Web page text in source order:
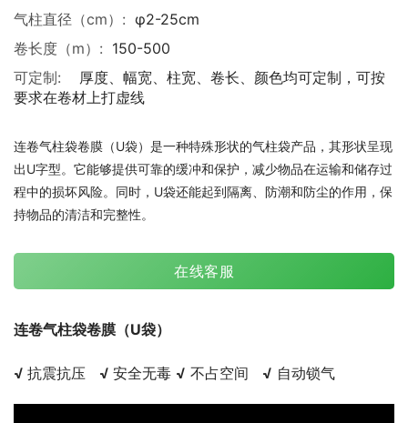
气柱直径（cm）: φ2-25cm
卷长度（m）: 150-500
可定制:
厚度、幅宽、柱宽、卷长、颜色均可定制，可按
要求在卷材上打虚线
连卷气柱袋卷膜（U袋）是一种特殊形状的气柱袋产品，其形状呈现
出U字型。它能够提供可靠的缓冲和保护，减少物品在运输和储存过
程中的损坏风险。同时，U袋还能起到隔离、防潮和防尘的作用，保
持物品的清洁和完整性。
在线客服
连卷气柱袋卷膜（U袋）
√ 抗震抗压 √ 安全无毒 √ 不占空间 √ 自动锁气